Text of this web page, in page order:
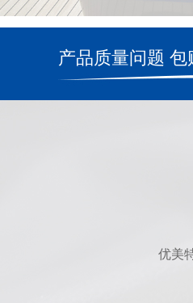
产品质量问题 包
优美